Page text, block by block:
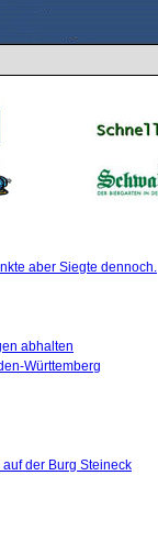
aber Siegte dennoch.
abhalten
Württemberg
der Burg Steineck